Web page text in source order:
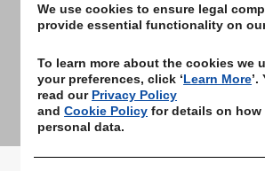
We use cookies to ensure legal
provide essential functionality on
To learn more about the cookies we
your preferences, click ‘Learn More’.
read our Privacy Policy
and Cookie Policyfor details on how
personal data.